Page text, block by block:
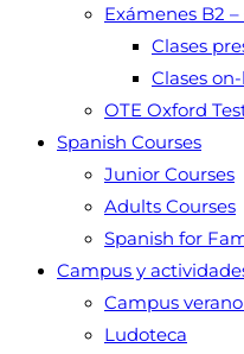
Exámenes B2 –
Clases
Clases
OTE Oxford
Spanish Courses
Junior Courses
Adults Courses
Spanish for
Campus y
Campus
Ludoteca